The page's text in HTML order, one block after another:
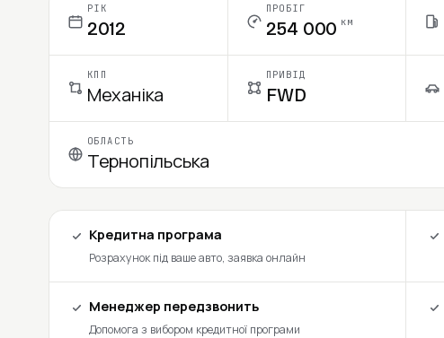
РІК
2012
ПРОБІГ
254 000 км
КПП
Механіка
ПРИВІД
FWD
ОБЛАСТЬ
Тернопільська
Кредитна програма
Розрахунок під ваше авто, заявка онлайн
Менеджер передзвонить
Допомога з вибором кредитної програми